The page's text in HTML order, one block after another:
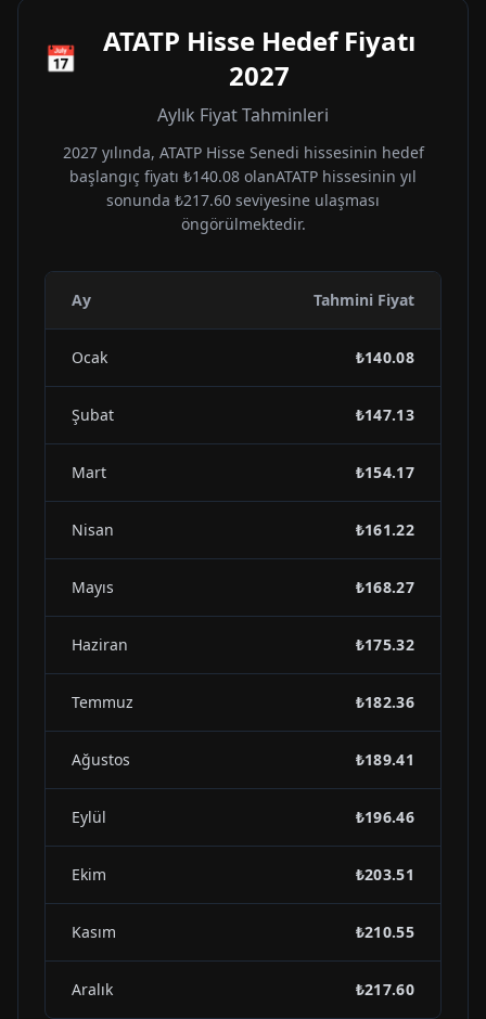
📅 ATATP Hisse Hedef Fiyatı
2027
Aylık Fiyat Tahminleri
2027yılında, ATATPHisse Senedi hissesinin hedef
başlangıç fiyatı ₺140.08 olanATATP hissesinin yıl
sonunda ₺217.60 seviyesine ulaşması
öngörülmektedir.
Ay Tahmini Fiyat
Ocak ₺140.08
Şubat ₺147.13
Mart ₺154.17
Nisan ₺161.22
Mayıs ₺168.27
Haziran ₺175.32
Temmuz ₺182.36
Ağustos ₺189.41
Eylül ₺196.46
Ekim ₺203.51
Kasım ₺210.55
Aralık ₺217.60